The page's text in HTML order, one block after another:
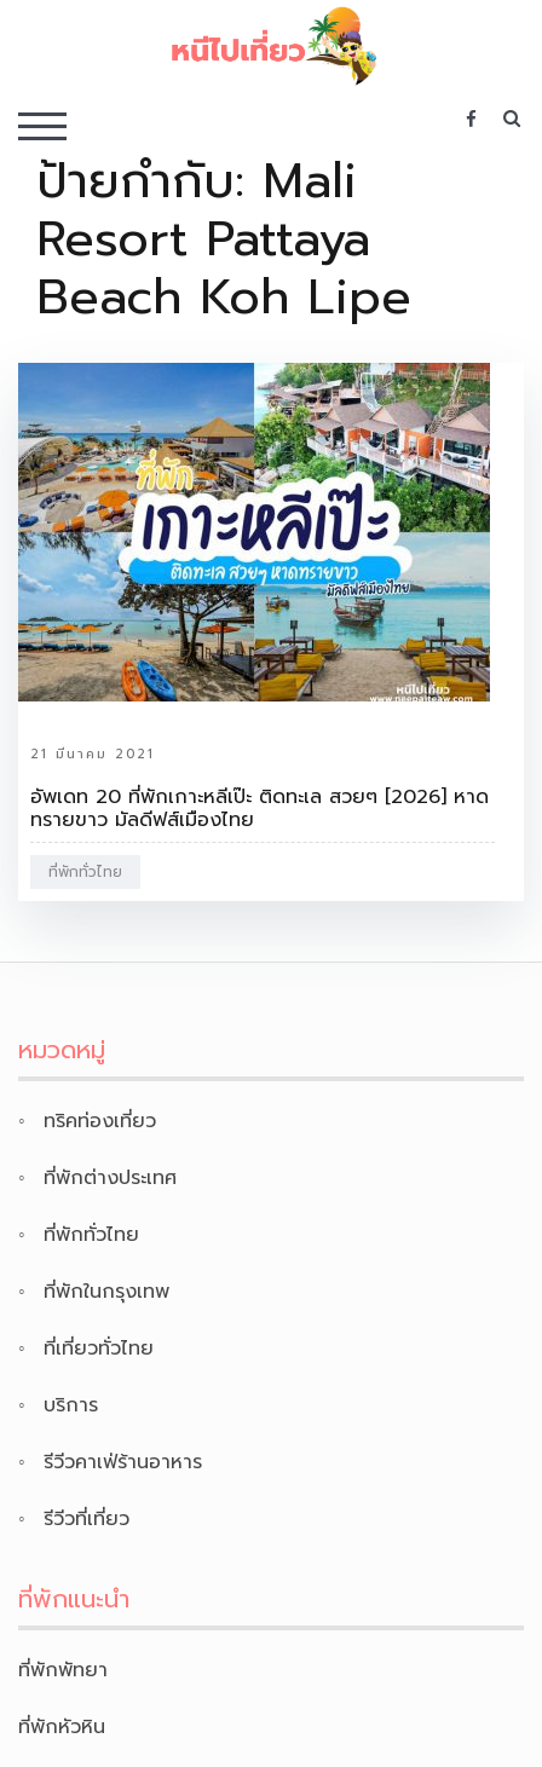
TOGGLE MOBILE MENU
ป้ายกำกับ: Mali
Resort Pattaya
Beach Koh Lipe
21 มีนาคม 2021
อัพเดท 20 ที่พักเกาะหลีเป๊ะ ติดทะเล สวยๆ [2026] หาด
ทรายขาว มัลดีฟส์เมืองไทย
ที่พักทั่วไทย
หมวดหมู่
ทริคท่องเที่ยว
ที่พักต่างประเทศ
ที่พักทั่วไทย
ที่พักในกรุงเทพ
ที่เที่ยวทั่วไทย
บริการ
รีวีวคาเฟ่ร้านอาหาร
รีวีวที่เที่ยว
ที่พักแนะนำ
ที่พักพัทยา
ที่พักหัวหิน